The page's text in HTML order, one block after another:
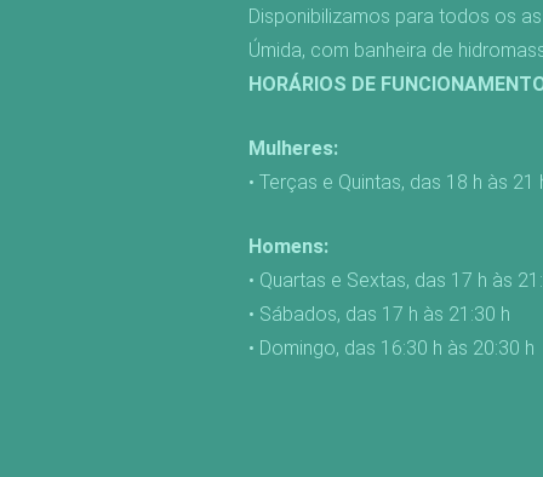
Disponibilizamos para todos os
Úmida, com banheira de
HORÁRIOS DE
Mulheres:
• Terças e Quintas, das 18 h às 21
Homens:
• Quartas e Sextas, das 17 h às
• Sábados, das 17 h às 21:30 h
• Domingo, das 16:30 h às 20:30 h